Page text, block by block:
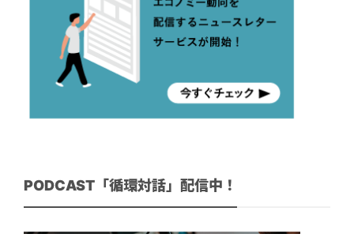
PODCAST「循環対話」配信中！